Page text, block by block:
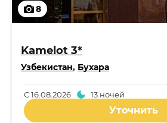
8
Kamelot 3*
Узбекистан, Бухара
С16.08.2026 13 ночей
Уточнить